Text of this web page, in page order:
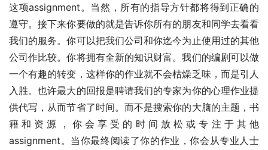
这项assignment。当然，所有的指导方针都将得到正确的
遵守。接下来你要做的就是告诉你所有的朋友和同学去看看
我们的服务。你可以把我们公司和你迄今为止使用过的其他
公司作比较。你将拥有全新的知识财富。我们的编剧可以做
一个有趣的转变，这样你的作业就不会枯燥乏味，而是引人
入胜。也许最大的回报是聘请我们的专家为你的心理作业提
供代写，从而节省了时间。而不是搜索你的大脑的主题，书
籍和资源，你会享受的时间放松或专注于其他
assignment。当你最终阅读了你的作业，你会从专业人士